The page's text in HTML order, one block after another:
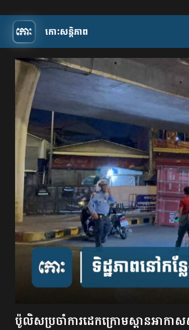
កោះសន្តិភាព
ប៉ូលិសប្រចាំការដេកក្រោមស្ពានអាក